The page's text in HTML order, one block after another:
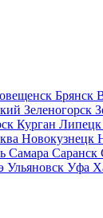
Брянск
Зеленогорск
Курган Липецк
Новокузнецк
Самара Саранск
Ульяновск Уфа